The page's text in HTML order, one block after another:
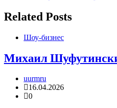
записям
Related Posts
Шоу-бизнес
Михаил
uurmru
16.04.2026
0